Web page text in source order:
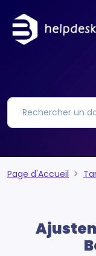
Page d'Accueil